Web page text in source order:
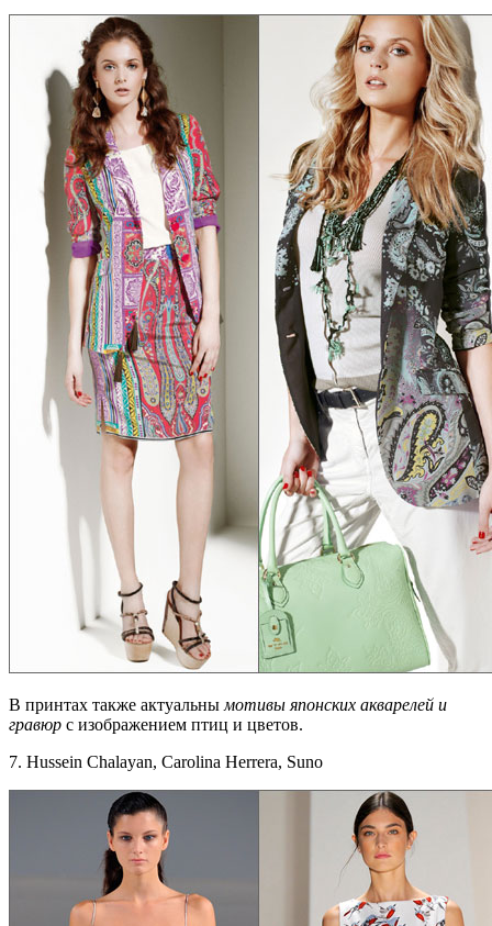
В принтах также актуальны мотивы японских акварелей и
гравюр с изображением птиц и цветов.
7. Hussein Chalayan, Carolina Herrera, Suno